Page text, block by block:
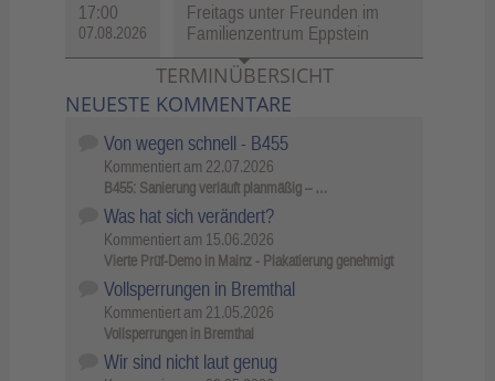
17:00
07.08.2026
Freitags unter Freunden im
Familienzentrum Eppstein
TERMINÜBERSICHT
NEUESTE KOMMENTARE
Von wegen schnell - B455
Kommentiert am 22.07.2026
B455: Sanierung verläuft planmäßig – …
Was hat sich verändert?
Kommentiert am 15.06.2026
Vierte Prüf-Demo in Mainz - Plakatierung genehmigt
Vollsperrungen in Bremthal
Kommentiert am 21.05.2026
Vollsperrungen in Bremthal
Wir sind nicht laut genug